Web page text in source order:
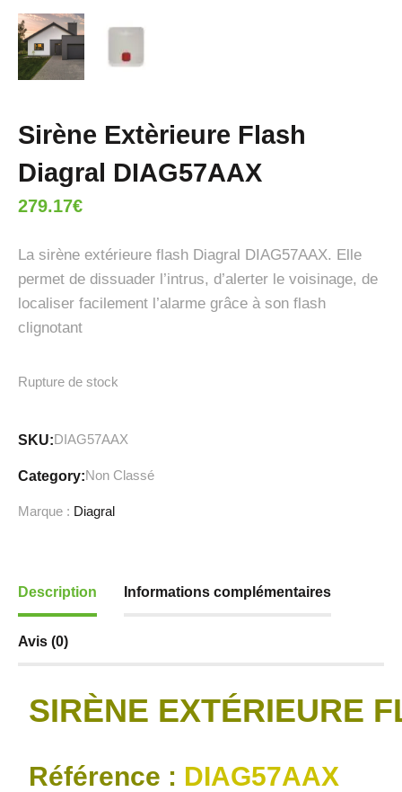
Sirène Extèrieure Flash
Diagral DIAG57AAX
279.17€
La sirène extérieure flash Diagral DIAG57AAX. Elle
permet de dissuader l’intrus, d’alerter le voisinage, de
localiser facilement l’alarme grâce à son flash
clignotant
Rupture de stock
SKU:DIAG57AAX
Category:Non Classé
Marque : Diagral
Description Informations complémentaires
Avis (0)
SIRÈNE EXTÉRIEURE
Référence : DIAG57AAX